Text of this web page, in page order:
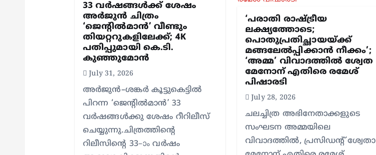
33 വർഷങ്ങൾക്ക് ശേഷം
അർജുൻ ചിത്രം
‘ജെന്റിൽമാൻ’ വീണ്ടും
തിയറ്ററുകളിലേക്ക്; 4K
പതിപ്പുമായി കെ.ടി.
കുഞ്ഞുമോൻ
July 31, 2026
അർജുൻ–ശങ്കർ കൂട്ടുകെട്ടിൽ
പിറന്ന ‘ജെന്റിൽമാൻ’ 33
വർഷങ്ങൾക്കു ശേഷം റീറിലീസ്
ചെയ്യുന്നു.ചിത്രത്തിന്റെ
റിലീസിന്റെ 33–ാം വർഷം
‘പരാതി രാഷ്ട്രീയ
ലക്ഷ്യത്തോടെ;
പൊതുപ്രതിച്ഛായയ്ക്ക്
മങ്ങലേല്‍പ്പിക്കാന്‍ നീക്കം’;
‘അമ്മ’ വിവാദത്തില്‍ ശ്വേത
മേനോന് എതിരെ രമേശ്
പിഷാരടി
July 28, 2026
ചലച്ചിത്ര അഭിനേതാക്കളുടെ
സംഘടന അമ്മയിലെ
വിവാദത്തില്‍, പ്രസിഡന്റ് ശ്വേതാ